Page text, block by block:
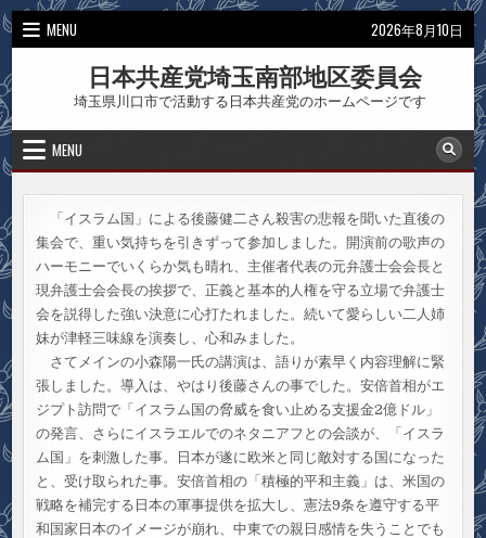
Skip
MENU 2026年8月10日
日本共産党埼玉南部地区委員会
埼玉県川口市で活動する日本共産党のホームページです
MENU
「イスラム国」による後藤健二さん殺害の悲報を聞いた直後の
集会で、重い気持ちを引きずって参加しました。開演前の歌声の
ハーモニーでいくらか気も晴れ、主催者代表の元弁護士会会長と
現弁護士会会長の挨拶で、正義と基本的人権を守る立場で弁護士
会を説得した強い決意に心打たれました。続いて愛らしい二人姉
妹が津軽三味線を演奏し、心和みました。
さてメインの小森陽一氏の講演は、語りが素早く内容理解に緊
張しました。導入は、やはり後藤さんの事でした。安倍首相がエ
ジプト訪問で「イスラム国の脅威を食い止める支援金2億ドル」
の発言、さらにイスラエルでのネタニアフとの会談が、「イスラ
ム国」を刺激した事。日本が遂に欧米と同じ敵対する国になった
と、受け取られた事。安倍首相の「積極的平和主義」は、米国の
戦略を補完する日本の軍事提供を拡大し、憲法9条を遵守する平
和国家日本のイメージが崩れ、中東での親日感情を失うことでも